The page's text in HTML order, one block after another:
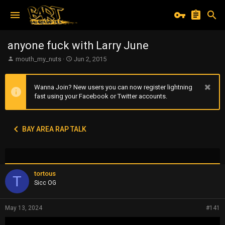
anyone fuck with Larry June
T
e
a
a
mouth_my_nuts
S
a
r
t
e
Jun 2, 2015
Wanna Join? New users you can now register lightning
fast using your Facebook or Twitter accounts.
BAY AREA RAP TALK
T tortous
Sicc OG
May 13, 2024 #141